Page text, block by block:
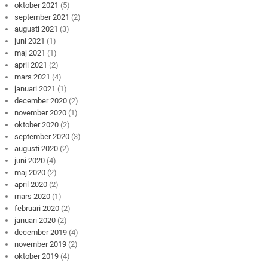
oktober 2021 (5)
september 2021 (2)
augusti 2021 (3)
juni 2021 (1)
maj 2021 (1)
april 2021 (2)
mars 2021 (4)
januari 2021 (1)
december 2020 (2)
november 2020 (1)
oktober 2020 (2)
september 2020 (3)
augusti 2020 (2)
juni 2020 (4)
maj 2020 (2)
april 2020 (2)
mars 2020 (1)
februari 2020 (2)
januari 2020 (2)
december 2019 (4)
november 2019 (2)
oktober 2019 (4)